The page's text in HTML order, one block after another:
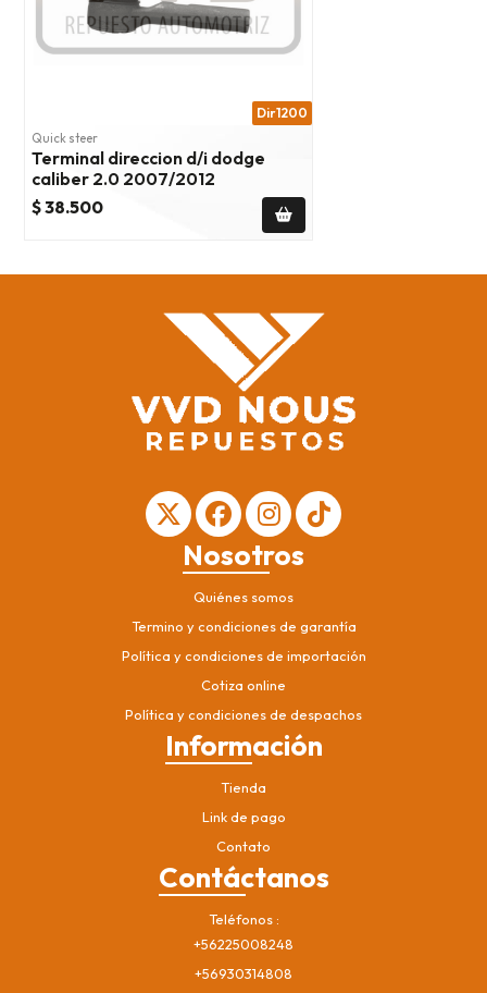
Dir1200
Quick steer
Terminal direccion d/i dodge
caliber 2.0 2007/2012
$ 38.500
Nosotros
Quiénes somos
Termino y condiciones de garantía
Política y condiciones de importación
Cotiza online
Política y condiciones de despachos
Información
Tienda
Link de pago
Contato
Contáctanos
Teléfonos
+56225008248
+56930314808